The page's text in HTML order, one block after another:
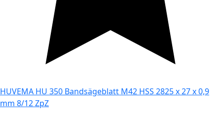
HUVEMA HU 350 Bandsägeblatt M42 HSS 2825 x 27 x 0,9
mm 8/12 ZpZ